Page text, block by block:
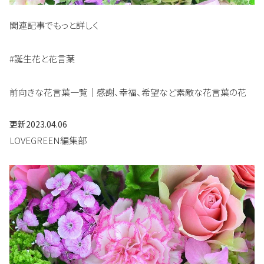
関連記事でもっと詳しく
#誕生花と花言葉
前向きな花言葉一覧｜感謝、幸福、希望など素敵な花言葉の花
更新2023.04.06
LOVEGREEN編集部